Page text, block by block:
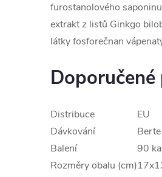
furostanolového
extrakt z listů Ginkgo
látky fosforečnan
Distribuce
EU
Dávkování
Balení
90
Rozměry obalu (cm)